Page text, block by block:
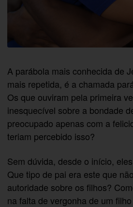
A parábola mais conhecida de
mais repetida, é a chamada
Os que ouviram pela primeira
inesquecível sobre a bondade
preocupado apenas com a
teriam percebido isso?
Sem dúvida, desde o início,
Que tipo de pai era este que
autoridade sobre os filhos?
na falta de vergonha de um